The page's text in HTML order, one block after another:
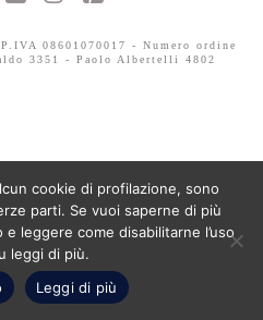
08601070017 - Numero ordine
3351 - Paolo Albertelli 4802
cookie di profilazione, sono
parti. Se vuoi saperne di più
leggere come disabilitarne l’uso
leggi di più.
Leggi di più